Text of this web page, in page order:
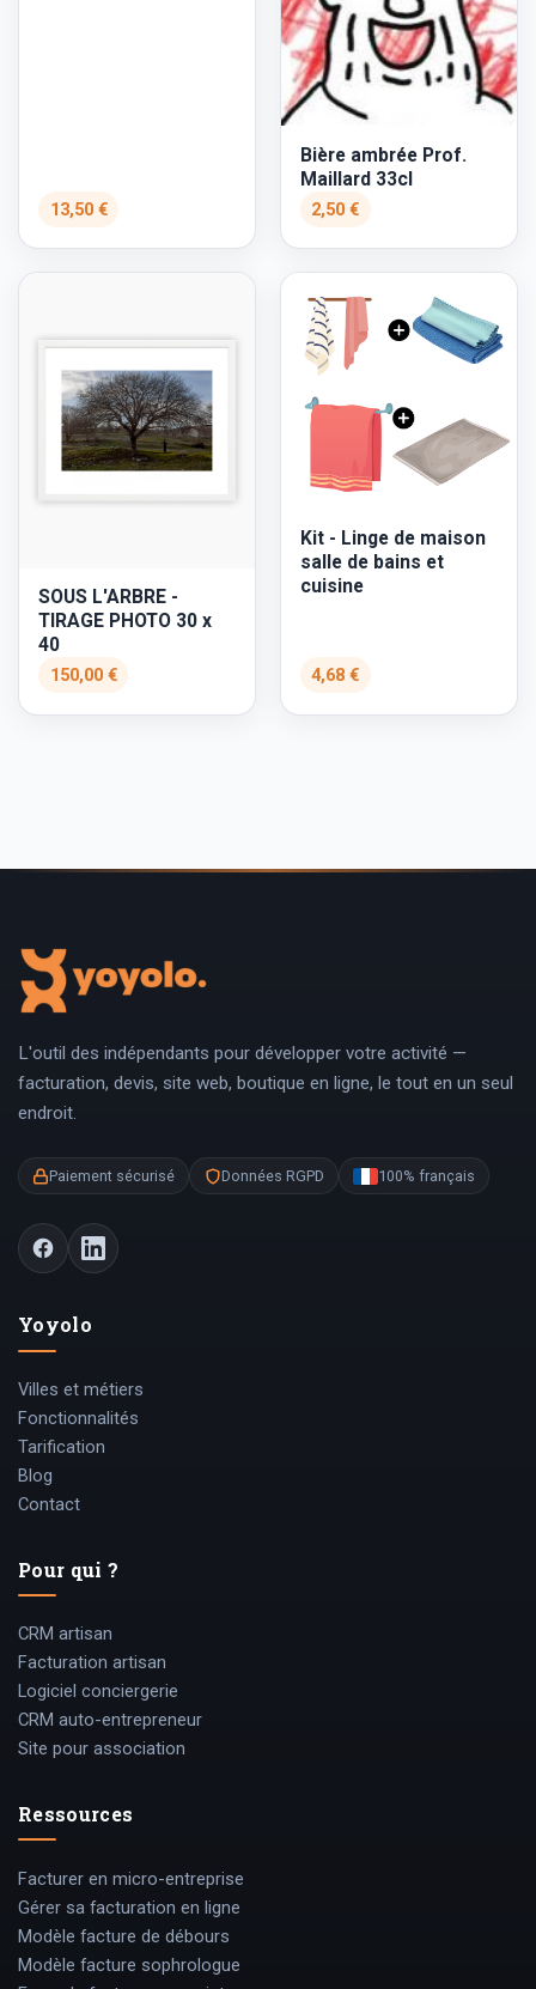
13,50 €
Bière ambrée Prof.
Maillard 33cl
2,50 €
SOUS L'ARBRE -
TIRAGE PHOTO 30 x
40
150,00 €
Kit - Linge de maison
salle de bains et
cuisine
4,68 €
L'outil des indépendants pour développer votre activité —
facturation, devis, site web, boutique en ligne, le tout en un seul
endroit.
Paiement sécurisé Données RGPD 100% français
Yoyolo
Villes et métiers
Fonctionnalités
Tarification
Blog
Contact
Pour qui ?
CRM artisan
Facturation artisan
Logiciel conciergerie
CRM auto-entrepreneur
Site pour association
Ressources
Facturer en micro-entreprise
Gérer sa facturation en ligne
Modèle facture de débours
Modèle facture sophrologue